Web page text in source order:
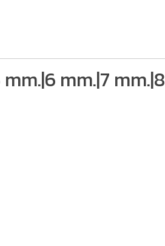
mm.|7 mm.|8